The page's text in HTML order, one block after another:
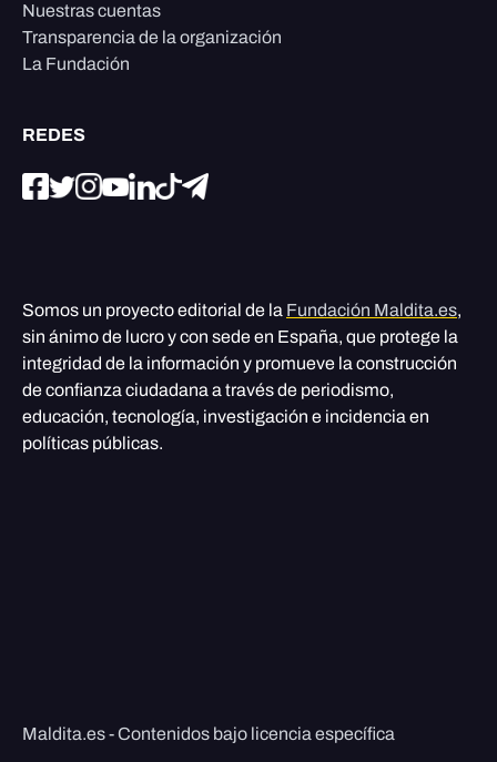
Nuestras cuentas
Transparencia de la organización
La Fundación
REDES
Somos un proyecto editorial de la Fundación Maldita.es,
sin ánimo de lucro y con sede en España, que protege la
integridad de la información y promueve la construcción
de confianza ciudadana a través de periodismo,
educación, tecnología, investigación e incidencia en
políticas públicas.
Maldita.es - Contenidos bajo licencia específica